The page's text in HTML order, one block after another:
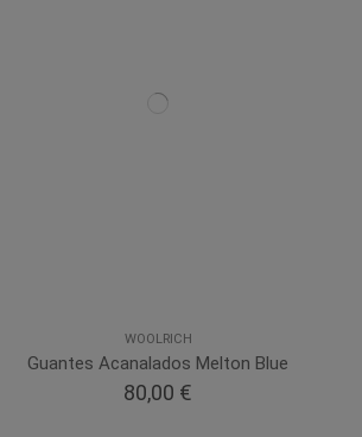
WOOLRICH
Guantes Acanalados Melton Blue
80,00 €